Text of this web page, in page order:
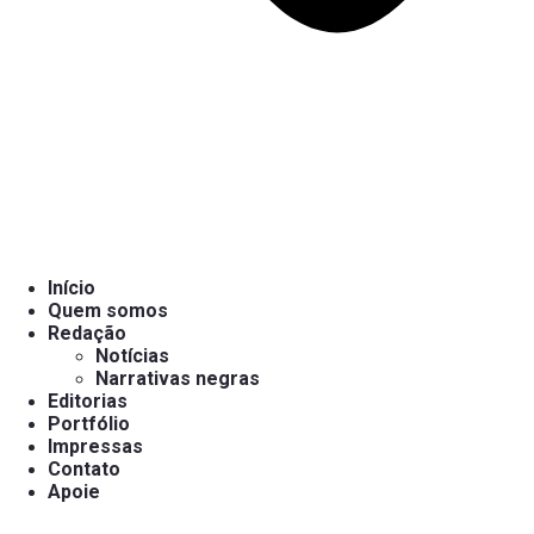
Início
Quem somos
Redação
Notícias
Narrativas negras
Editorias
Portfólio
Impressas
Contato
Apoie